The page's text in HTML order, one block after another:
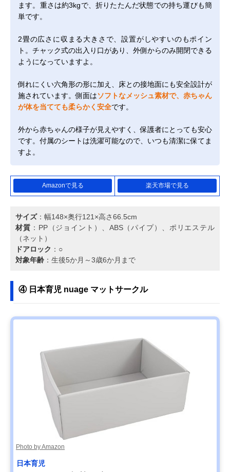
ます。重さは約3kgで、折りたたんだ状態での持ち運びも簡
単です。
2畳の広さに収まる大きさで、設置がしやすいのもポイン
ト。チャック式の出入り口があり、外側からのみ開閉できる
ようになっていますよ。
倒れにくい六角形の形に加え、床との接地面にも安全設計が
施されています。側面はソフトなメッシュ素材で、赤ちゃん
が体を当てても柔らかく安全です。
外から赤ちゃんの様子が見えやすく、保護者にとっても安心
です。付属のシートは洗濯可能なので、いつも清潔に保てま
すよ。
Amazonで見る 楽天市場で見る
サイズ：幅148×奥行121×高さ66.5cm
材質 ：PP（ジョイント）、ABS（パイプ）、ポリエステル
（ネット）
ドアロック ：○
対象年齢 ：生後5か月～3歳6か月まで
④ 日本育児 nuage マットサークル
Photo by Amazon
日本育児